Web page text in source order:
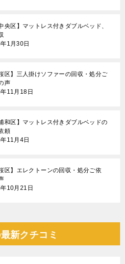
央区】マットレス付きダブルベッド、
1月30日
区】三人掛けソファーの回収・処分ご
声
11月18日
和区】マットレス付きダブルベッドの
頼
11月4日
区】エレクトーンの回収・処分ご依
10月21日
新クチコミ